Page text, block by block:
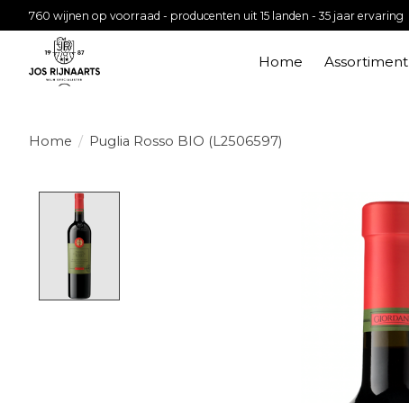
760 wijnen op voorraad - producenten uit 15 landen - 35 jaar ervaring
Home Assortiment
Home / Puglia Rosso BIO (L2506597)
Product image slideshow Items